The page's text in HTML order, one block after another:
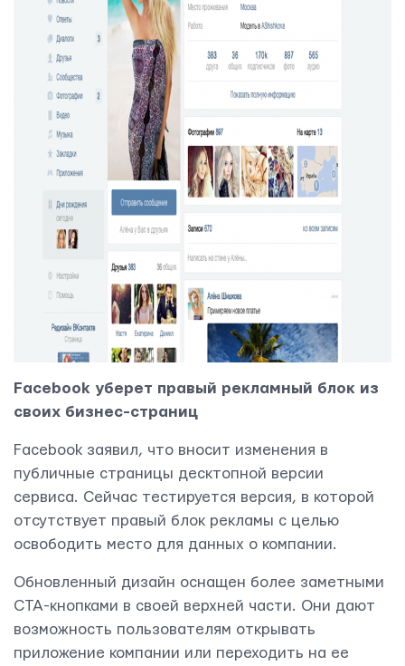
Facebook уберет правый рекламный блок из
своих бизнес-страниц
Facebook заявил, что вносит изменения в
публичные страницы десктопной версии
сервиса. Сейчас тестируется версия, в которой
отсутствует правый блок рекламы с целью
освободить место для данных о компании.
Обновленный дизайн оснащен более заметными
CTA-кнопками в своей верхней части. Они дают
возможность пользователям открывать
приложение компании или переходить на ее
Мы вам ответим в течении